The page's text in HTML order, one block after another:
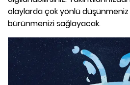
olaylarda çok yönlü düşünmeniz
bürünmenizi sağlayacak.